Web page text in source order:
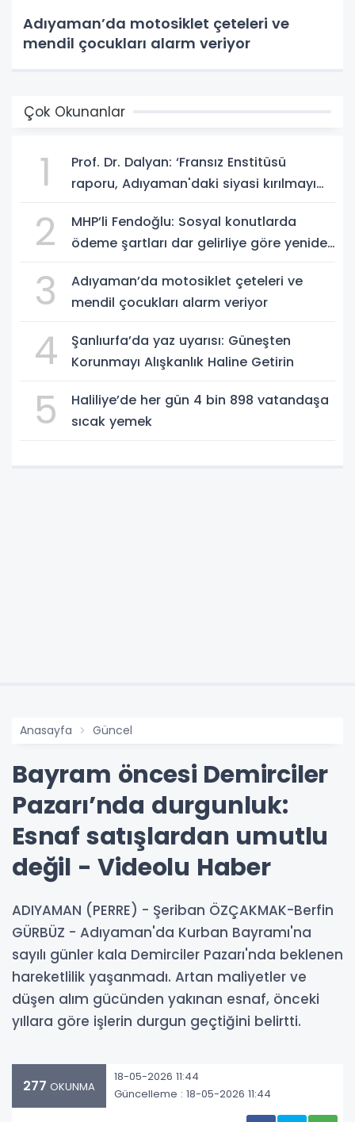
Adıyaman’da motosiklet çeteleri ve
mendil çocukları alarm veriyor
Çok Okunanlar
1
Prof. Dr. Dalyan: ‘Fransız Enstitüsü
raporu, Adıyaman'daki siyasi kırılmayı
2
MHP’li Fendoğlu: Sosyal konutlarda
ödeme şartları dar gelirliye göre yeniden
3
Adıyaman’da motosiklet çeteleri ve
mendil çocukları alarm veriyor
4
Şanlıurfa’da yaz uyarısı: Güneşten
Korunmayı Alışkanlık Haline Getirin
5
Haliliye’de her gün 4 bin 898 vatandaşa
sıcak yemek
Anasayfa Güncel
Bayram öncesi Demirciler
Pazarı’nda durgunluk:
Esnaf satışlardan umutlu
değil - Videolu Haber
ADIYAMAN (PERRE) - Şeriban ÖZÇAKMAK-Berfin
GÜRBÜZ - Adıyaman'da Kurban Bayramı'na
sayılı günler kala Demirciler Pazarı'nda beklenen
hareketlilik yaşanmadı. Artan maliyetler ve
düşen alım gücünden yakınan esnaf, önceki
yıllara göre işlerin durgun geçtiğini belirtti.
277 OKUNMA
18-05-2026 11:44
Güncelleme : 18-05-2026 11:44